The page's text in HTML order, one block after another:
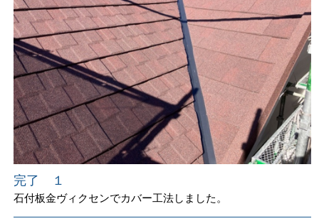
完了 １
石付板金ヴィクセンでカバー工法しました。